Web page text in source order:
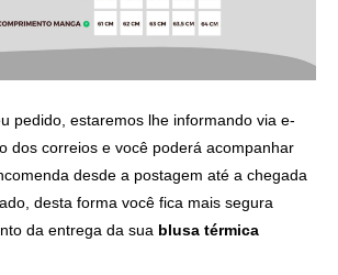
pedido, estaremos lhe informando via e-
dos correios e você poderá acompanhar
desde a postagem até a chegada
desta forma você fica mais segura
da entrega da sua blusa térmica